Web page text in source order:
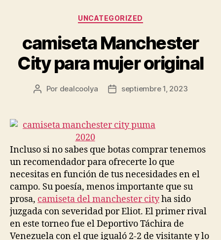
Categorías
UNCATEGORIZED
camiseta Manchester
City para mujer original
Autor
entrada
Por dealcoolya
Fecha
entrada
septiembre 1, 2023
Incluso si no sabes que botas comprar tenemos
un recomendador para ofrecerte lo que
necesitas en función de tus necesidades en el
campo. Su poesía, menos importante que su
prosa, camiseta del manchester cityha sido
juzgada con severidad por Eliot. El primer rival
en este torneo fue el Deportivo Táchira de
Venezuela con el que igualó 2-2 de visitante y lo